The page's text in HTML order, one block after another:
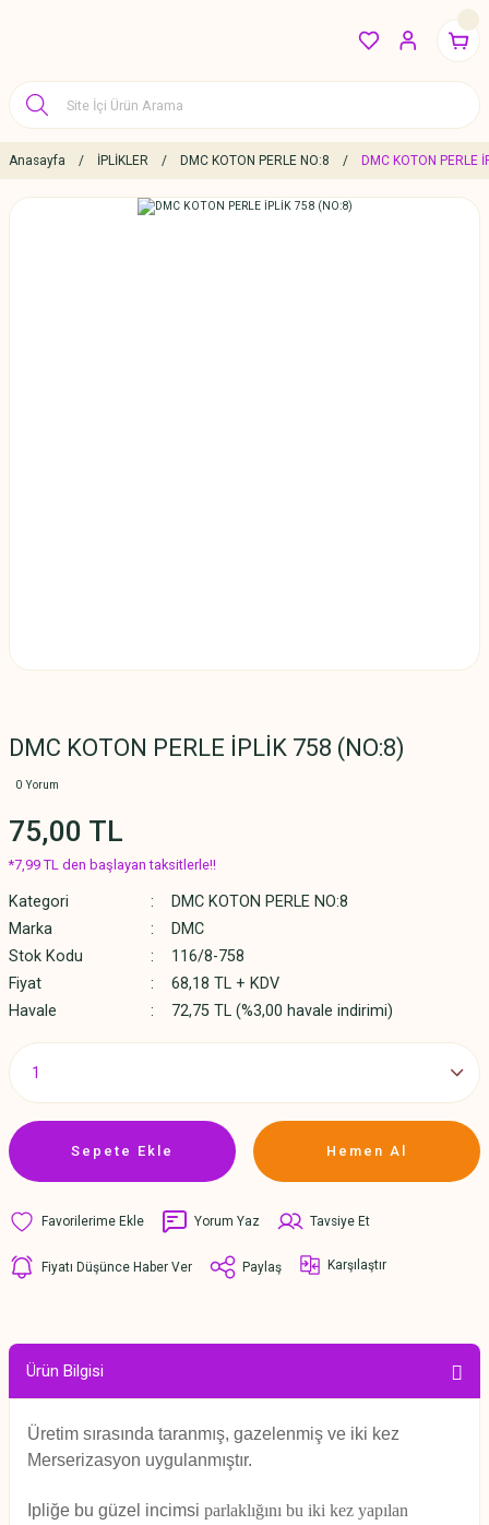
Anasayfa İPLİKLER DMC KOTON PERLE NO:8 DMC KOTON PERLE
DMC KOTON PERLE İPLİK 758 (NO:8)
0 Yorum
75,00 TL
*7,99 TL den başlayan taksitlerle!!
Kategori
DMC KOTON PERLE NO:8
Marka
DMC
Stok Kodu
116/8-758
Fiyat
68,18 TL + KDV
Havale
72,75 TL (%3,00 havale indirimi)
Sepete Ekle Hemen Al
Yorum Yaz Tavsiye Et
Fiyatı Düşünce Haber Ver Paylaş Karşılaştır
Ürün Bilgisi
Üretim sırasında taranmış, gazelenmiş ve iki kez
Merserizasyon uygulanmıştır.
Ipliğe bu güzel incimsi parlaklığını bu iki kez yapılan